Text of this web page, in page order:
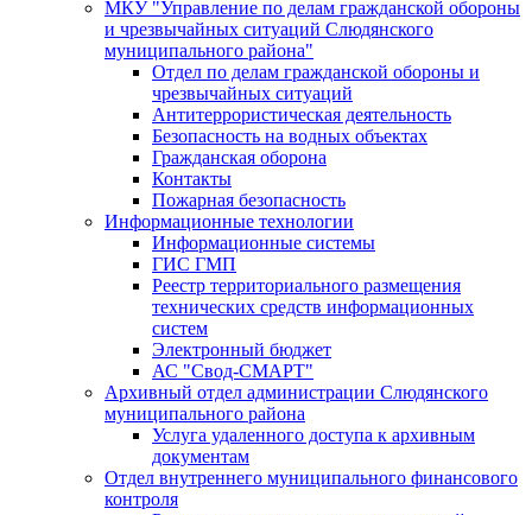
МКУ "Управление по делам гражданской обороны
и чрезвычайных ситуаций Слюдянского
муниципального района"
Отдел по делам гражданской обороны и
чрезвычайных ситуаций
Антитеррористическая деятельность
Безопасность на водных объектах
Гражданская оборона
Контакты
Пожарная безопасность
Информационные технологии
Информационные системы
ГИС ГМП
Реестр территориального размещения
технических средств информационных
систем
Электронный бюджет
АС "Свод-СМАРТ"
Архивный отдел администрации Слюдянского
муниципального района
Услуга удаленного доступа к архивным
документам
Отдел внутреннего муниципального финансового
контроля